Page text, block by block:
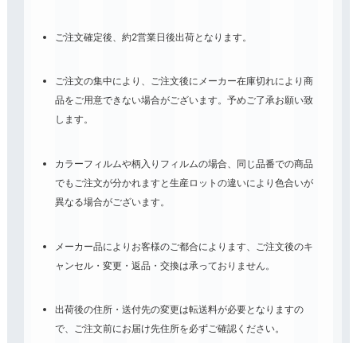
ご注文確定後、約2営業日後出荷となります。
ご注文の集中により、ご注文後にメーカー在庫切れにより商
品をご用意できない場合がございます。予めご了承お願い致
します。
カラーフィルムや柄入りフィルムの場合、同じ品番での商品
でもご注文が分かれますと生産ロットの違いにより色合いが
異なる場合がございます。
メーカー品によりお客様のご都合によります、ご注文後のキ
ャンセル・変更・返品・交換は承っておりません。
出荷後の住所・送付先の変更は転送料が必要となりますの
で、ご注文前にお届け先住所を必ずご確認ください。